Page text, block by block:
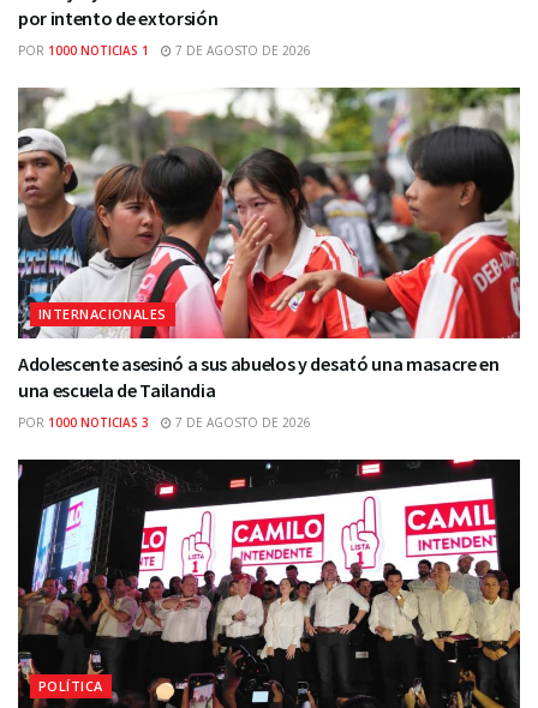
por intento de extorsión
POR 1000 NOTICIAS 1 7 DE AGOSTO DE 2026
INTERNACIONALES
Adolescente asesinó a sus abuelos y desató una masacre en
una escuela de Tailandia
POR 1000 NOTICIAS 3 7 DE AGOSTO DE 2026
POLÍTICA